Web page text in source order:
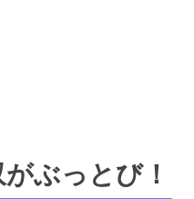
ぶっとび！